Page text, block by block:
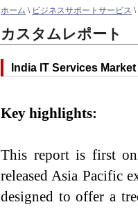
ホーム \ ビジネスサポートサービス \
カスタムレポート
India IT Services
Key highlights:
This report is first
released Asia Pacific
designed to offer a